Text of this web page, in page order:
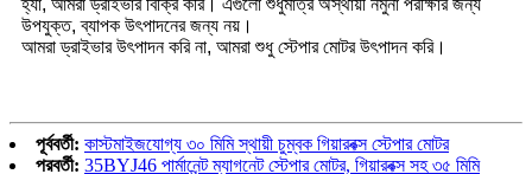
উপযুক্ত, ব্যাপক উৎপাদনের জন্য নয়।
আমরা ড্রাইভার উৎপাদন করি না, আমরা শুধু স্টেপার মোটর উৎপাদন করি।
পূর্ববর্তী: কাস্টমাইজযোগ্য ৩০ মিমি স্থায়ী চুম্বক গিয়ারবক্স স্টেপার মোটর
পরবর্তী: 35BYJ46 পার্মানেন্ট ম্যাগনেট স্টেপার মোটর, গিয়ারবক্স সহ ৩৫ মিমি